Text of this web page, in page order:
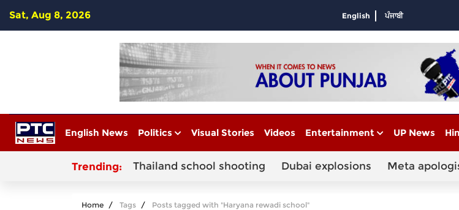
Sat, Aug 8, 2026 English ਪੰਜਾਬੀ
English News Politics Visual Stories Videos Entertainment UP News
Trending: Thailand school shooting Dubai explosions Meta
Home Tags Posts tagged with "Haryana rewadi school"